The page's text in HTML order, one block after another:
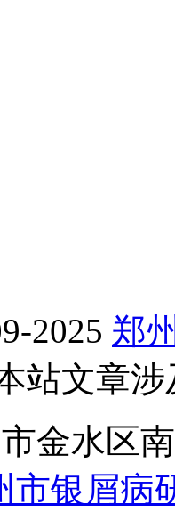
2025 郑
站文章
金水区
市银屑病